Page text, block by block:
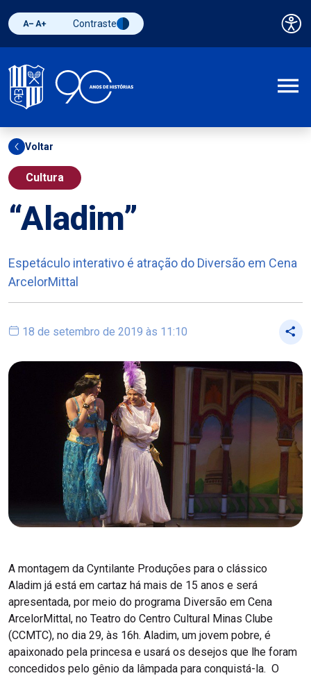
Diminuir fonte
Aumentar fonteAlternar contraste
Contraste
Voltar
Cultura
“Aladim”
Espetáculo interativo é atração do Diversão em Cena
ArcelorMittal
18 de setembro de 2019 às 11:10
A montagem da Cyntilante Produções para o clássico
Aladim já está em cartaz há mais de 15 anos e será
apresentada, por meio do programa Diversão em Cena
ArcelorMittal, no Teatro do Centro Cultural Minas Clube
(CCMTC), no dia 29, às 16h. Aladim, um jovem pobre, é
apaixonado pela princesa e usará os desejos que lhe foram
concedidos pelo gênio da lâmpada para conquistá-la. O